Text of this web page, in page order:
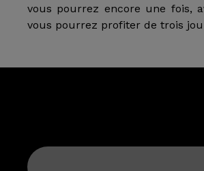
vous pourrez encore une fois,
vous pourrez profiter de trois